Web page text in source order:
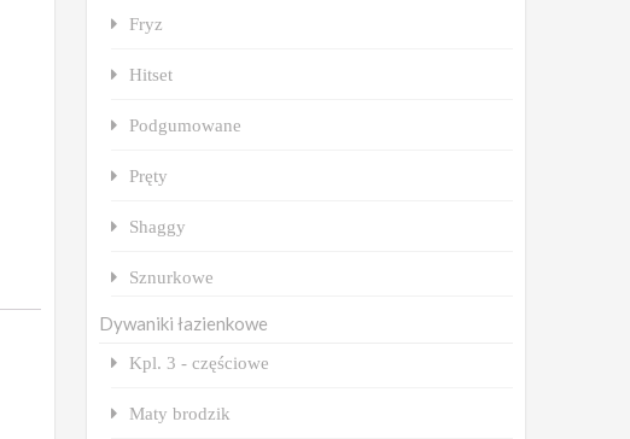
Fryz
Hitset
Podgumowane
Pręty
Shaggy
Sznurkowe
Dywaniki łazienkowe
Kpl. 3 - częściowe
Maty brodzik